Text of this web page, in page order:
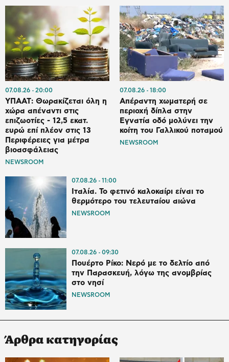
07.08.26 20:00
ΥΠΑΑΤ: Θωρακίζεται όλη η
χώρα απέναντι στις
επιζωοτίες - 12,5 εκατ.
ευρώ επί πλέον στις 13
Περιφέρειες για μέτρα
βιοασφάλειας
NEWSROOM
07.08.26 18:00
Απέραντη χωματερή σε
περιοχή δίπλα στην
Εγνατία οδό μολύνει την
κοίτη του Γαλλικού ποταμού
NEWSROOM
07.08.26 11:00
Ιταλία. To φετινό καλοκαίρι είναι το
θερμότερο του τελευταίου αιώνα
NEWSROOM
07.08.26 09:30
Πουέρτο Ρίκο: Νερό με το δελτίο από
την Παρασκευή, λόγω της ανομβρίας
στο νησί
NEWSROOM
Άρθρα κατηγορίας